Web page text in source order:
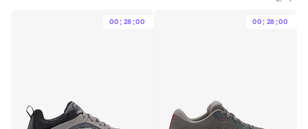
00: 28:00
00: 28:00